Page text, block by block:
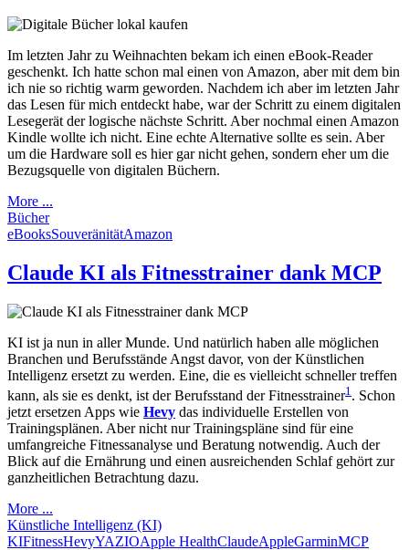
Im letzten Jahr zu Weihnachten bekam ich einen eBook-Reader
geschenkt. Ich hatte schon mal einen von Amazon, aber mit dem bin
ich nie so richtig warm geworden. Nachdem ich aber im letzten Jahr
das Lesen für mich entdeckt habe, war der Schritt zu einem digitalen
Lesegerät der logische nächste Schritt. Aber nochmal einen Amazon
Kindle wollte ich nicht. Eine echte Alternative sollte es sein. Aber
um die Hardware soll es hier gar nicht gehen, sondern eher um die
Bezugsquelle von digitalen Büchern.
More ...
Bücher
eBooksSouveränitätAmazon
Claude KI als Fitnesstrainer dank MCP
KI ist ja nun in aller Munde. Und natürlich haben alle möglichen
Branchen und Berufsstände Angst davor, von der Künstlichen
Intelligenz ersetzt zu werden. Eine, die es vielleicht schneller treffen
kann, als sie es denkt, ist der Berufsstand der Fitnesstrainer1 . Schon
jetzt ersetzen Apps wie Hevy das individuelle Erstellen von
Trainingsplänen. Aber nicht nur Trainingspläne sind für eine
umfangreiche Fitnessanalyse und Beratung notwendig. Auch der
Blick auf die Ernährung und einen ausreichenden Schlaf gehört zur
ganzheitlichen Betrachtung dazu.
More ...
Künstliche Intelligenz (KI)
KIFitnessHevyYAZIOApple HealthClaudeAppleGarminMCP